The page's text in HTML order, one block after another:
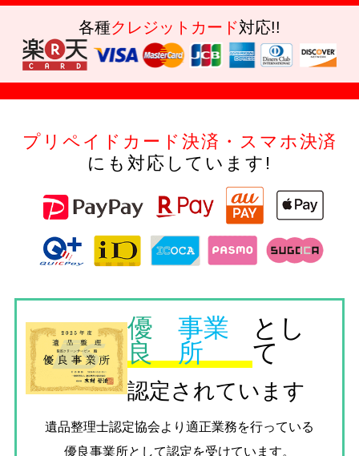
各種クレジットカード対応!!
プリペイドカード決済・スマホ決済
にも対応しています!
優
良
事業
所
とし
て
認定されています
遺品整理士認定協会より適正業務を行っている
優良事業所として認定を受けています。